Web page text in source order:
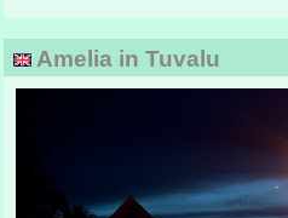
Amelia in Tuvalu